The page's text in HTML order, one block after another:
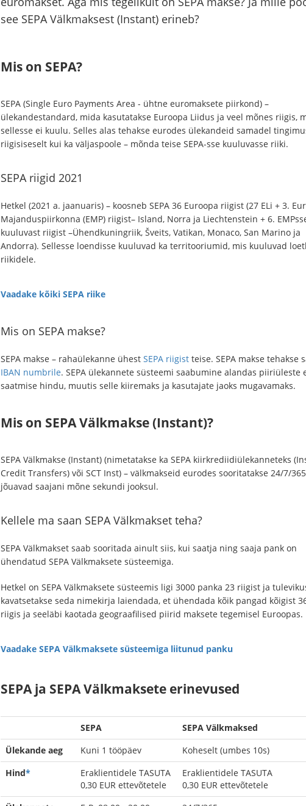
see SEPA Välkmaksest (Instant) erineb?
Mis on SEPA?
SEPA (Single Euro Payments Area - ühtne euromaksete piirkond) –
ülekandestandard, mida kasutatakse Euroopa Liidus ja veel mõnes riigis,
sellesse ei kuulu. Selles alas tehakse eurodes ülekandeid samadel
riigisiseselt kui ka väljaspoole – mõnda teise SEPA-sse kuuluvasse riiki.
SEPA riigid 2021
Hetkel (2021 a. jaanuaris) – koosneb SEPA 36 Euroopa riigist (27 ELi + 3.
Majanduspiirkonna (EMP) riigist– Island, Norra ja Liechtenstein + 6.
kuuluvast riigist –Ühendkuningriik, Šveits, Vatikan, Monaco, San Marino ja
Andorra). Sellesse loendisse kuuluvad ka territooriumid, mis kuuluvad
riikidele.
Vaadake kõiki SEPA riike
Mis on SEPA makse?
SEPA makse – rahaülekanne ühest SEPA riigistteise. SEPA makse tehakse
IBAN numbrile. SEPA ülekannete süsteemi saabumine alandas piiriüleste
saatmise hindu, muutis selle kiiremaks ja kasutajate jaoks mugavamaks.
Mis on SEPA Välkmakse (Instant)?
SEPA Välkmakse (Instant) (nimetatakse ka SEPA kiirkrediidiülekanneteks
Credit Transfers) või SCT Inst) – välkmakseid eurodes sooritatakse 24/7/
jõuavad saajani mõne sekundi jooksul.
Kellele ma saan SEPA Välkmakset teha?
SEPA Välkmakset saab sooritada ainult siis, kui saatja ning saaja pank on
ühendatud SEPA Välkmaksete süsteemiga.
Hetkel on SEPA Välkmaksete süsteemis ligi 3000 panka 23 riigist ja
kavatsetakse seda nimekirja laiendada, et ühendada kõik pangad kõigist 36
riigis ja seeläbi kaotada geograafilised piirid maksete tegemisel Euroopas.
Vaadake SEPA Välkmaksete süsteemiga liitunud panku
SEPA ja SEPA Välkmaksete erinevused
SEPA
SEPA Välkmaksed
Ülekande aeg
Kuni 1 tööpäev
Koheselt (umbes 10s)
Hind*
Eraklientidele TASUTA
0,30EUR ettevõtetele
Eraklientidele TASUTA
0,30EUR ettevõtetele